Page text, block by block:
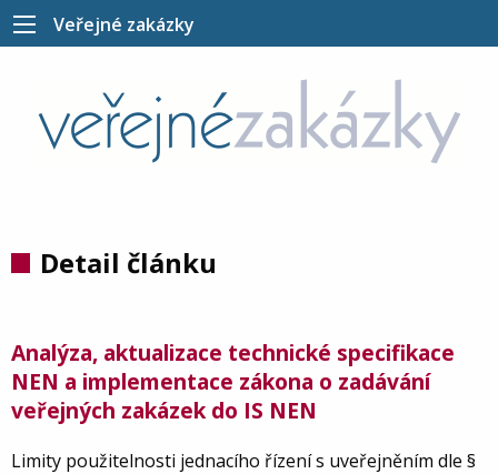
Veřejné zakázky
Detail článku
Analýza, aktualizace technické specifikace
NEN a implementace zákona o zadávání
veřejných zakázek do IS NEN
Limity použitelnosti jednacího řízení s uveřejněním dle §